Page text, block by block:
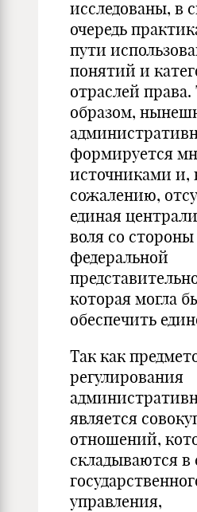
исследованы, в
очередь
пути
понятий и
отраслей
образом,
формируется
источниками и,
сожалению,
единая
воля со стороны
федеральной
которая могла
обеспечить
Так как
регулирования
является
отношений,
складываются в
управления,